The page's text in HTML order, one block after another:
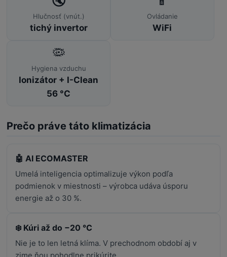
Hlučnosť (vnút.)
tichý invertor
Ovládanie
WiFi
🦠
Hygiena vzduchu
Ionizátor + I-Clean
56 °C
Prečo práve táto klimatizácia
🤖 AI ECOMASTER
Umelá inteligencia optimalizuje výkon podľa
podmienok v miestnosti – výrobca udáva úsporu
energie až o 30 %.
❄️ Kúri až do −20 °C
Nie je to len letná klíma. V prechodnom období aj v
zime ňou pohodlne prikúrite.